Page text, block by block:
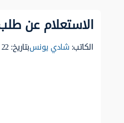
الاستعلام عن
الكاتب:شادي يونسبتاريخ: 22 مايو 2025 , 19:58